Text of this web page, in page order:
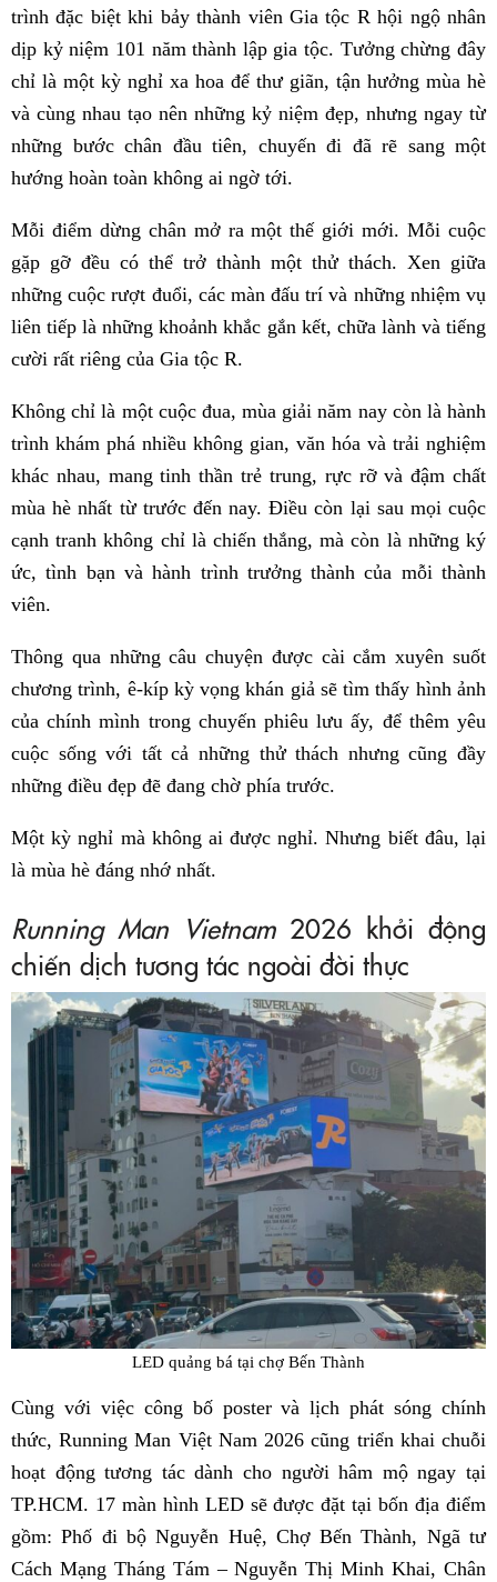
trình đặc biệt khi bảy thành viên Gia tộc R hội ngộ nhân
dịp kỷ niệm 101 năm thành lập gia tộc. Tưởng chừng đây
chỉ là một kỳ nghỉ xa hoa để thư giãn, tận hưởng mùa hè
và cùng nhau tạo nên những kỷ niệm đẹp, nhưng ngay từ
những bước chân đầu tiên, chuyến đi đã rẽ sang một
hướng hoàn toàn không ai ngờ tới.
Mỗi điểm dừng chân mở ra một thế giới mới. Mỗi cuộc
gặp gỡ đều có thể trở thành một thử thách. Xen giữa
những cuộc rượt đuổi, các màn đấu trí và những nhiệm vụ
liên tiếp là những khoảnh khắc gắn kết, chữa lành và tiếng
cười rất riêng của Gia tộc R.
Không chỉ là một cuộc đua, mùa giải năm nay còn là hành
trình khám phá nhiều không gian, văn hóa và trải nghiệm
khác nhau, mang tinh thần trẻ trung, rực rỡ và đậm chất
mùa hè nhất từ trước đến nay. Điều còn lại sau mọi cuộc
cạnh tranh không chỉ là chiến thắng, mà còn là những ký
ức, tình bạn và hành trình trưởng thành của mỗi thành
viên.
Thông qua những câu chuyện được cài cắm xuyên suốt
chương trình, ê-kíp kỳ vọng khán giả sẽ tìm thấy hình ảnh
của chính mình trong chuyến phiêu lưu ấy, để thêm yêu
cuộc sống với tất cả những thử thách nhưng cũng đầy
những điều đẹp đẽ đang chờ phía trước.
Một kỳ nghỉ mà không ai được nghỉ. Nhưng biết đâu, lại
là mùa hè đáng nhớ nhất.
Running Man Vietnam2026 khởi động
chiến dịch tương tác ngoài đời thực
LED quảng bá tại chợ Bến Thành
Cùng với việc công bố poster và lịch phát sóng chính
thức, Running Man Việt Nam 2026 cũng triển khai chuỗi
hoạt động tương tác dành cho người hâm mộ ngay tại
TP.HCM. 17 màn hình LED sẽ được đặt tại bốn địa điểm
gồm: Phố đi bộ Nguyễn Huệ, Chợ Bến Thành, Ngã tư
Cách Mạng Tháng Tám – Nguyễn Thị Minh Khai, Chân